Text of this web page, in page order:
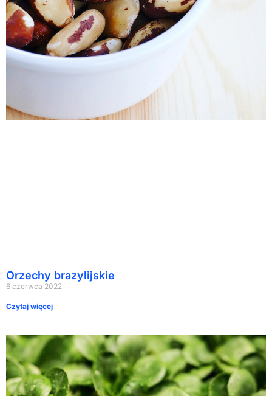
Orzechy brazylijskie
6 czerwca 2022
Czytaj więcej